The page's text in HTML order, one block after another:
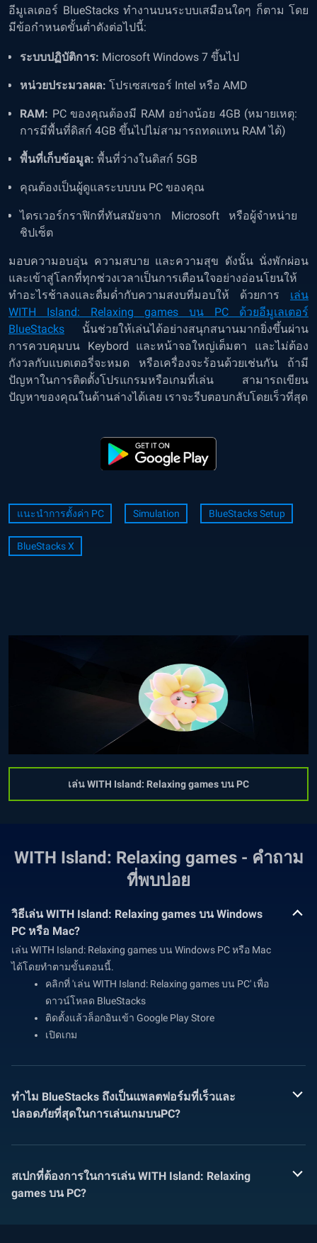
อีมูเลเตอร์ BlueStacks ทำงานบนระบบเสมือนใดๆ ก็ตาม โดย
มีข้อกำหนดขั้นต่ำดังต่อไปนี้:
ระบบปฏิบัติการ: Microsoft Windows 7 ขึ้นไป
หน่วยประมวลผล: โปรเซสเซอร์ Intel หรือ AMD
RAM: PC ของคุณต้องมี RAM อย่างน้อย 4GB (หมายเหตุ:
การมีพื้นที่ดิสก์ 4GB ขึ้นไปไม่สามารถทดแทน RAM ได้)
พื้นที่เก็บข้อมูล: พื้นที่ว่างในดิสก์ 5GB
คุณต้องเป็นผู้ดูแลระบบบน PC ของคุณ
ไดรเวอร์กราฟิกที่ทันสมัยจาก Microsoft หรือผู้จำหน่าย
ชิปเซ็ต
มอบความอบอุ่น ความสบาย และความสุข ดังนั้น นั่งพักผ่อน
และเข้าสู่โลกที่ทุกช่วงเวลาเป็นการเตือนใจอย่างอ่อนโยนให้
ทำอะไรช้าลงและดื่มด่ำกับความสงบที่มอบให้ ด้วยการ เล่น
WITH Island: Relaxing games บน PC ด้วยอีมูเลเตอร์
BlueStacks นั้นช่วยให้เล่นได้อย่างสนุกสนานมากยิ่งขึ้นผ่าน
การควบคุมบน Keybord และหน้าจอใหญ่เต็มตา และไม่ต้อง
กังวลกับแบตเตอรี่จะหมด หรือเครื่องจะร้อนด้วยเช่นกัน ถ้ามี
ปัญหาในการติดตั้งโปรแกรมหรือเกมที่เล่น สามารถเขียน
ปัญหาของคุณในด้านล่างได้เลย เราจะรีบตอบกลับโดยเร็วที่สุด
แนะนำการตั้งค่า PC Simulation BlueStacks Setup
BlueStacks X
เล่น WITH Island: Relaxing games บน PC
WITH Island: Relaxing games - คำถาม
ที่พบบ่อย
วิธีเล่น WITH Island: Relaxing games บน Windows
PC หรือ Mac?
เล่น WITH Island: Relaxing games บน Windows PC หรือ Mac
ได้โดยทำตามขั้นตอนนี้.
คลิกที่ 'เล่น WITH Island: Relaxing games บน PC' เพื่อ
ดาวน์โหลด BlueStacks
ติดตั้งแล้วล็อกอินเข้า Google Play Store
เปิดเกม
ทำไม BlueStacks ถึงเป็นแพลตฟอร์มที่เร็วและ
ปลอดภัยที่สุดในการเล่นเกมบนPC?
สเปกที่ต้องการในการเล่น WITH Island: Relaxing
games บน PC?